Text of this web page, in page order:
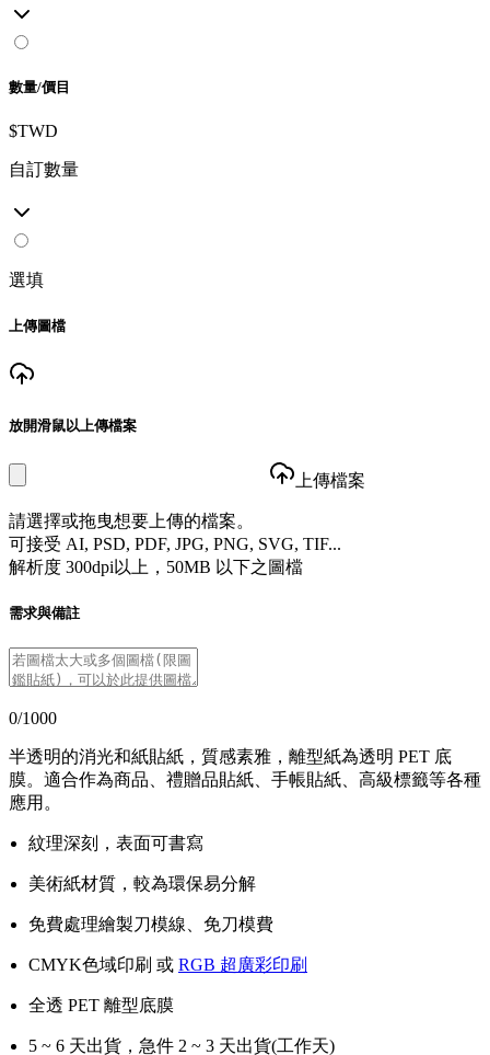
數量/價目
$TWD
自訂數量
選填
上傳圖檔
放開滑鼠以上傳檔案
上傳檔案
請選擇或拖曳想要上傳的檔案。
可接受 AI, PSD, PDF, JPG, PNG, SVG, TIF...
解析度 300dpi以上，50MB 以下之圖檔
需求與備註
0/1000
半透明的消光和紙貼紙，質感素雅，離型紙為透明 PET 底
膜。適合作為商品、禮贈品貼紙、手帳貼紙、高級標籤等各種
應用。
紋理深刻，表面可書寫
美術紙材質，較為環保易分解
免費處理繪製刀模線、免刀模費
CMYK色域印刷 或 RGB 超廣彩印刷
全透 PET 離型底膜
5 ~ 6 天出貨，急件 2 ~ 3 天出貨(工作天)